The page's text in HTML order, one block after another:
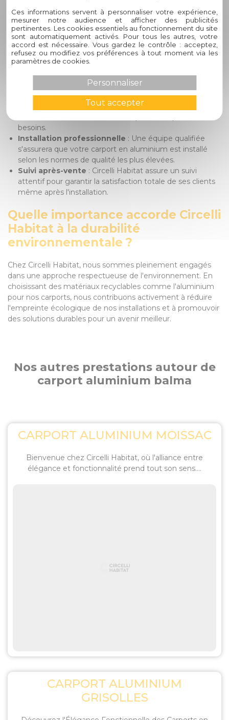
recyclables comme l'aluminium, Circelli Habitat
contribue à des solutions respectueuses de
l'environnement.
Comment se déroule le processus
d'installation d'un carport en
aluminium chez Circelli Habitat ?
Conseil personnalisé: Nos experts vous guideront
besoins.
Installation professionnelle : Une équipe qualifiée
s'assurera que votre carport en aluminium est installé
selon les normes de qualité les plus élevées.
Suivi après-vente : Circelli Habitat assure un suivi
attentif pour garantir la satisfaction totale de ses clients
même après l'installation.
Quelle importance accorde Circelli
Habitat à la durabilité
environnementale ?
Chez Circelli Habitat, nous sommes pleinement engagés
dans une approche respectueuse de l'environnement. En
choisissant des matériaux recyclables comme l'aluminium
pour nos carports, nous contribuons activement à réduire
l'empreinte écologique de nos installations et à promouvoir
des solutions durables pour un avenir meilleur.
Nos autres prestations autour de
carport aluminium balma
CARPORT ALUMINIUM MOISSAC
Bienvenue chez Circelli Habitat, où l'alliance entre
élégance et fonctionnalité prend tout son sens....
CARPORT ALUMINIUM
GRISOLLES
Ces informations servent à personnaliser votre expérience,
mesurer notre audience et afficher des publicités
pertinentes. Les cookies essentiels au fonctionnement du site
sont automatiquement activés. Pour tous les autres, votre
accord est nécessaire. Vous gardez le contrôle : acceptez,
refusez ou modifiez vos préférences à tout moment via les
paramètres de cookies.
Tout accepter
Personnaliser